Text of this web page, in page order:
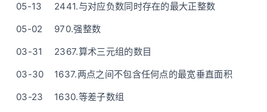
05-13
2441.与对应负数同时存在的最大正整数
05-02
970.强整数
03-31
2367.算术三元组的数目
03-30
1637.两点之间不包含任何点的最宽垂直面积
03-23
1630.等差子数组